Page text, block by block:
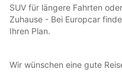
SUV für längere Fahrten
Zuhause - Bei Europcar
Ihren Plan.
Wir wünschen eine gute